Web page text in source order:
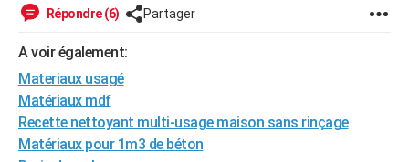
Art de vivre
Bien-être
Loisirs
Mode
Modes de vie
Alimentation
Guide de la santé
Maladies
Médicaments
Sommeil
Destinations
City break
Voyage nature
Voyage de noces
Forum
Climat
+PHOTO
GUIDES D'ACHAT
Répondre (6) Partager
A voir également:
Materiaux usagé
Matériaux mdf
Recette nettoyant multi-usage maison sans rinçage
Matériaux pour 1m3 de béton